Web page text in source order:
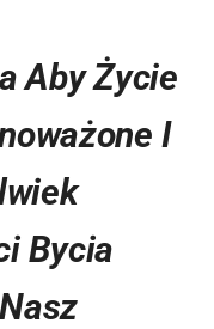
Aby Życie
I
Bycia